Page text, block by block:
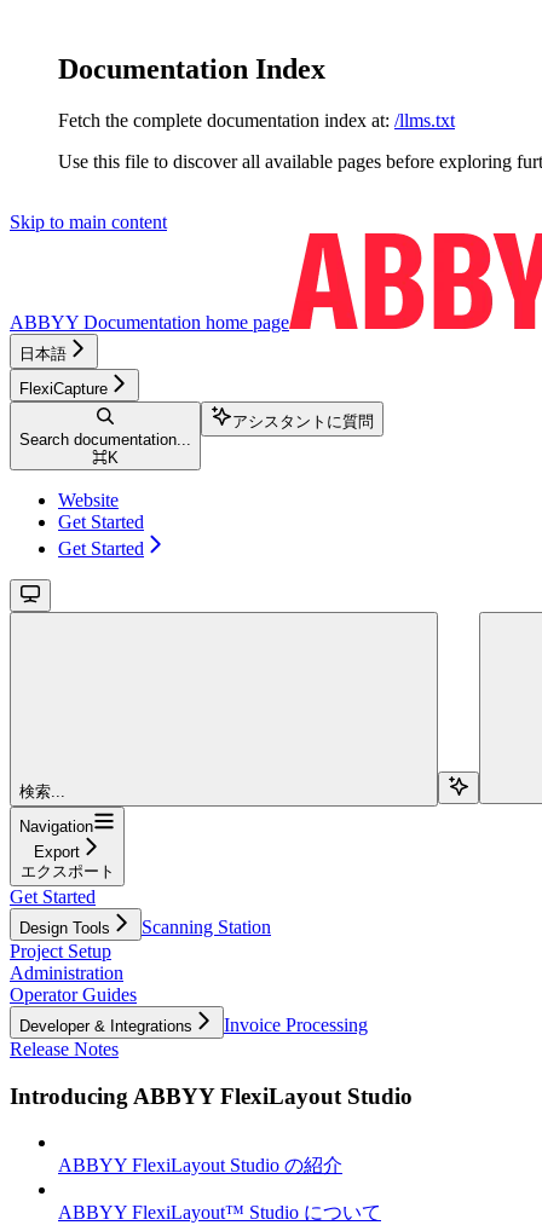
Documentation Index
Fetch the complete documentation index at: /llms.txt
Use this file to discover all available pages before exploring
Skip to main content
ABBYY Documentation home page
日本語
FlexiCapture
Search documentation...
⌘K
アシスタントに質問
Website
Get Started
Get Started
検索...
Navigation
Export
エクスポート
Get Started
Design Tools
Scanning Station
Project Setup
Administration
Operator Guides
Developer & Integrations
Invoice Processing
Release Notes
Introducing ABBYY FlexiLayout Studio
ABBYY FlexiLayout Studio の紹介
ABBYY FlexiLayout™ Studio について